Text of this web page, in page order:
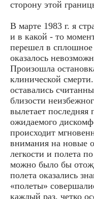
сторону этой
В марте 1983 г. я
и в какой - то
перешел в
оказалось
Произошла
клинической
оставались
близости
вылетает последняя
ожидаемого
происходит
внимания на новые
легкости и полета
можно было бы
полета оказались
«полеты»
каждый раз, четко